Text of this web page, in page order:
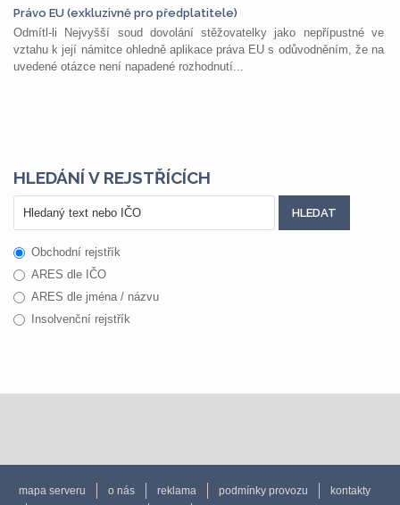
Právo EU (exkluzivně pro předplatitele)
Odmítl-li Nejvyšší soud dovolání stěžovatelky jako nepřípustné ve
vztahu k její námitce ohledně aplikace práva EU s odůvodněním, že na
uvedené otázce není napadené rozhodnutí...
HLEDÁNÍ V REJSTŘÍCÍCH
Obchodní rejstřík
ARES dle IČO
ARES dle jména / názvu
Insolvenční rejstřík
mapa serveru o nás reklama podmínky provozu kontakty